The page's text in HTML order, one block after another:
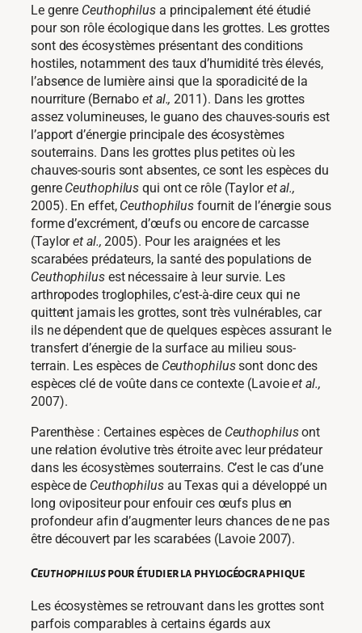
Le genre Ceuthophilus a principalement été étudié
pour son rôle écologique dans les grottes. Les grottes
sont des écosystèmes présentant des conditions
hostiles, notamment des taux d’humidité très élevés,
l’absence de lumière ainsi que la sporadicité de la
nourriture (Bernaboet al.,2011). Dans les grottes
assez volumineuses, le guano des chauves-souris est
l’apport d’énergie principale des écosystèmes
souterrains. Dans les grottes plus petites où les
chauves-souris sont absentes, ce sont les espèces du
genre Ceuthophilusqui ont ce rôle (Tayloret al.,
2005). En effet, Ceuthophilus fournit de l’énergie sous
forme d’excrément, d’œufs ou encore de carcasse
(Tayloret al.,2005). Pour les araignées et les
scarabées prédateurs, la santé des populations de
Ceuthophilusest nécessaire à leur survie. Les
arthropodes troglophiles, c’est-à-dire ceux qui ne
quittent jamais les grottes, sont très vulnérables, car
ils ne dépendent que de quelques espèces assurant le
transfert d’énergie de la surface au milieu sous-
terrain. Les espèces de Ceuthophilussont donc des
espèces clé de voûte dans ce contexte (Lavoieet al.,
2007).
Parenthèse : Certaines espèces de Ceuthophilusont
une relation évolutive très étroite avec leur prédateur
dans les écosystèmes souterrains. C’est le cas d’une
espèce de Ceuthophilus au Texas qui a développé un
long ovipositeur pour enfouir ces œufs plus en
profondeur afin d’augmenter leurs chances de ne pas
être découvert par les scarabées (Lavoie 2007).
Ceuthophiluspour étudier la phylogéographique
Les écosystèmes se retrouvant dans les grottes sont
parfois comparables à certains égards aux